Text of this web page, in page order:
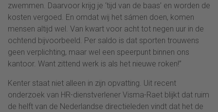
zwemmen. Daarvoor krijg je ‘tijd van de baas’ en worden de
kosten vergoed. En omdat wij het sámen doen, komen
mensen altijd wel. Van kwart voor acht tot negen uur in de
ochtend bijvoorbeeld. Per saldo is dat sporten trouwens
geen verplichting, maar wel een speerpunt binnen ons
kantoor. Want zittend werk is als het nieuwe roken!”
Kenter staat niet alleen in zijn opvatting. Uit recent
onderzoek van HR-dienstverlener Visma-Raet blijkt dat ruim
de helft van de Nederlandse directieleden vindt dat het de